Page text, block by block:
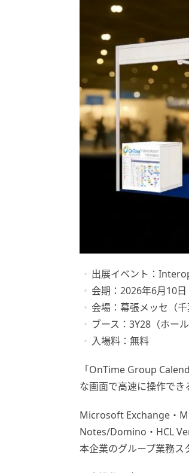
出展イベント：
会期：2026年6月10日
会場：幕張メッセ（千
ブース：3Y28（ホー
入場料：無料
「OnTime Group
な画面で高速に操作でき
Microsoft Exchange・
Notes/Domino・HCL
本企業のグループ業務ス